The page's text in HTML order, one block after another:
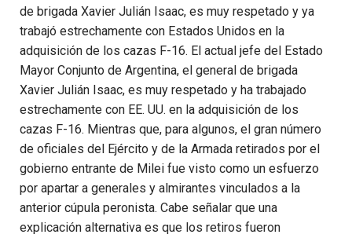
de brigada Xavier Julián Isaac, es muy respetado y ya
trabajó estrechamente con Estados Unidos en la
adquisición de los cazas F-16. El actual jefe del Estado
Mayor Conjunto de Argentina, el general de brigada
Xavier Julián Isaac, es muy respetado y ha trabajado
estrechamente con EE. UU. en la adquisición de los
cazas F-16. Mientras que, para algunos, el gran número
de oficiales del Ejército y de la Armada retirados por el
gobierno entrante de Milei fue visto como un esfuerzo
por apartar a generales y almirantes vinculados a la
anterior cúpula peronista. Cabe señalar que una
explicación alternativa es que los retiros fueron